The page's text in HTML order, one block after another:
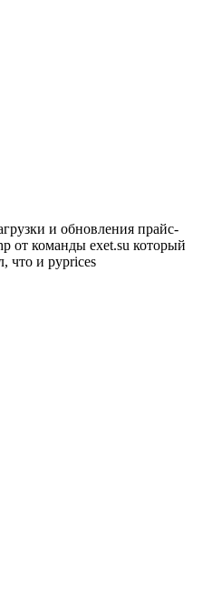
и обновления прайс-
от команды exet.su который
что и pyprices